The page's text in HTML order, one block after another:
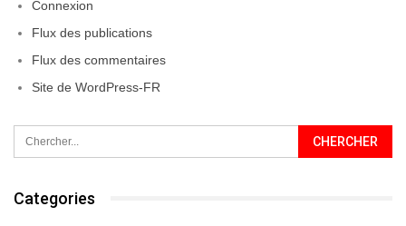
Connexion
Flux des publications
Flux des commentaires
Site de WordPress-FR
Categories